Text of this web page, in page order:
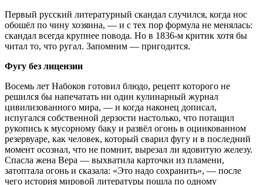
Первый русский литературный скандал случился, когда нос
обошёл по чину хозяина, — и с тех пор формула не менялась:
скандал всегда крупнее повода. Но в 1836-м критик хотя бы
читал то, что ругал. Запомним — пригодится.
Фугу без лицензии
Восемь лет Набоков готовил блюдо, рецепт которого не
решился бы напечатать ни один кулинарный журнал
цивилизованного мира, — и когда наконец дописал,
испугался собственной дерзости настолько, что потащил
рукопись к мусорному баку и развёл огонь в оцинкованном
резервуаре, как человек, который сварил фугу и в последний
момент осознал, что не помнит, вырезал ли ядовитую железу.
Спасла жена Вера — выхватила карточки из пламени,
затоптала огонь и сказала: «Это надо сохранить», — после
чего история мировой литературы пошла по одному